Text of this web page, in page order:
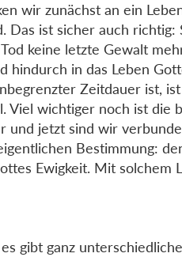
wir zunächst an ein
Das ist sicher auch richtig:
keine letzte Gewalt
hindurch in das Leben
Zeitdauer ist,
Viel wichtiger noch ist die
und jetzt sind wir
Bestimmung:
Ewigkeit. Mit solchem
gibt ganz